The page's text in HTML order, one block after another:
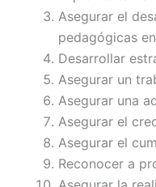
Asegurar el
pedagógicas
Desarrollar
Asegurar un
Asegurar una
Asegurar el
Asegurar el
Reconocer a